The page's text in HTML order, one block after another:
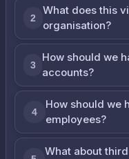
2
What does this
organisation?
3
How should we
accounts?
4
How should we
employees?
What about